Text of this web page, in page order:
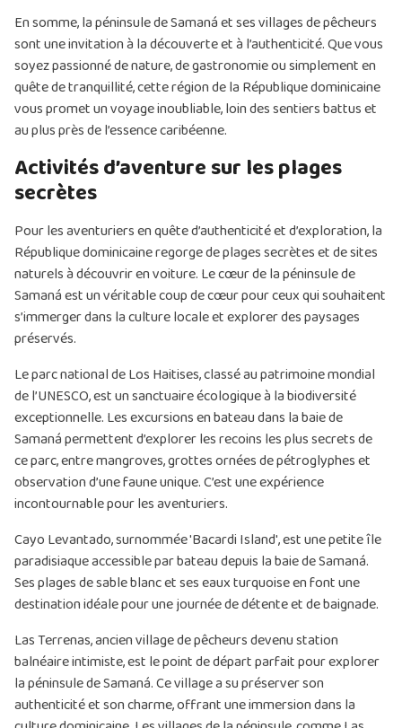
En somme, la péninsule de Samaná et ses villages de pêcheurs
sont une invitation à la découverte et à l’authenticité. Que vous
soyez passionné de nature, de gastronomie ou simplement en
quête de tranquillité, cette région de la République dominicaine
vous promet un voyage inoubliable, loin des sentiers battus et
au plus près de l’essence caribéenne.
Activités d’aventure sur les plages
secrètes
Pour les aventuriers en quête d’authenticité et d’exploration, la
République dominicaine regorge de plages secrètes et de sites
naturels à découvrir en voiture. Le cœur de la péninsule de
Samaná est un véritable coup de cœur pour ceux qui souhaitent
s’immerger dans la culture locale et explorer des paysages
préservés.
Le parc national de Los Haitises, classé au patrimoine mondial
de l’UNESCO, est un sanctuaire écologique à la biodiversité
exceptionnelle. Les excursions en bateau dans la baie de
Samaná permettent d’explorer les recoins les plus secrets de
ce parc, entre mangroves, grottes ornées de pétroglyphes et
observation d’une faune unique. C’est une expérience
incontournable pour les aventuriers.
Cayo Levantado, surnommée 'Bacardi Island', est une petite île
paradisiaque accessible par bateau depuis la baie de Samaná.
Ses plages de sable blanc et ses eaux turquoise en font une
destination idéale pour une journée de détente et de baignade.
Las Terrenas, ancien village de pêcheurs devenu station
balnéaire intimiste, est le point de départ parfait pour explorer
la péninsule de Samaná. Ce village a su préserver son
authenticité et son charme, offrant une immersion dans la